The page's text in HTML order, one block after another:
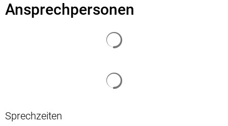
Ansprechpersonen
Sprechzeiten